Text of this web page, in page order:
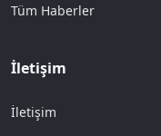
Tüm Haberler
İletişim
İletişim